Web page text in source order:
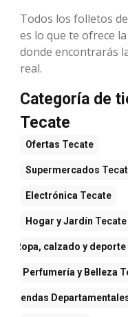
Todos los folletos
es lo que te ofrece
donde encontrarás
real.
Categoría de
Tecate
Ofertas Tecate
Supermercados
Electrónica Tecate
Hogar y Jardín Tecate
Ropa, calzado y deporte
Perfumería y Belleza
Tiendas